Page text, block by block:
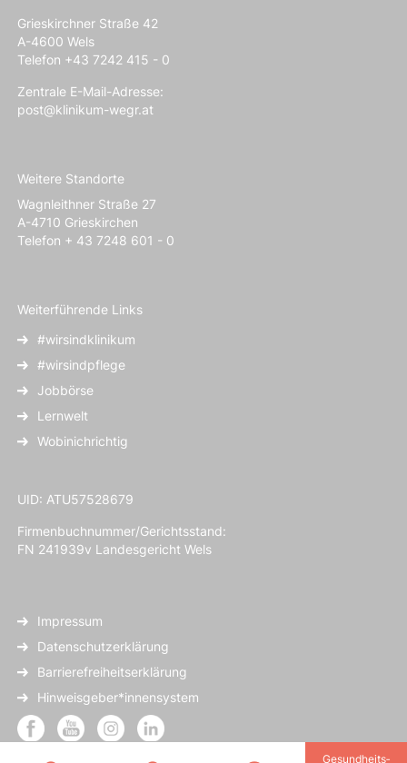
Gesundheits­
Grieskirchner Straße 42
A-4600 Wels
Telefon +43 7242 415 - 0
Zentrale E-Mail-Adresse:
post@klinikum-wegr.at
Weitere Standorte
Wagnleithner Straße 27
A-4710 Grieskirchen
Telefon + 43 7248 601 - 0
Weiterführende Links
#wirsindklinikum
#wirsindpflege
Jobbörse
Lernwelt
Wobinichrichtig
UID: ATU57528679
Firmenbuchnummer/Gerichtsstand:
FN 241939v Landesgericht Wels
Impressum
Datenschutzerklärung
Barrierefreiheitserklärung
Hinweisgeber*innensystem